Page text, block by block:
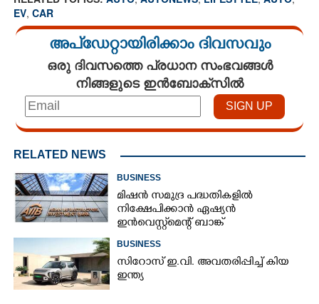
EV, CAR
അപ്ഡേറ്റായിരിക്കാം ദിവസവും
ഒരു ദിവസത്തെ പ്രധാന സംഭവങ്ങൾ
നിങ്ങളുടെ ഇൻബോക്സിൽ
RELATED NEWS
BUSINESS
മിഷൻ സമുദ്ര പദ്ധതികളിൽ
നിക്ഷേപിക്കാൻ ഏഷ്യൻ
ഇൻവെസ്റ്റ്മെന്റ് ബാങ്ക്
BUSINESS
സിറോസ് ഇ.വി. അവതരിപ്പിച്ച് കിയ
ഇന്ത്യ